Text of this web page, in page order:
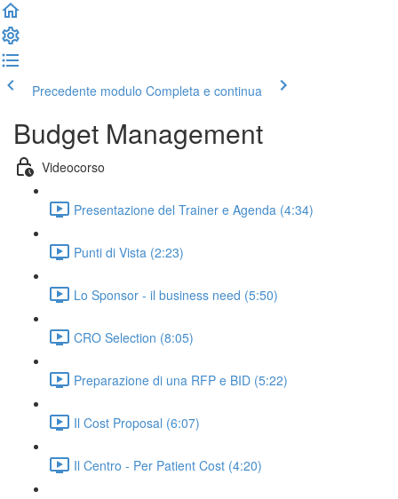
Precedente modulo Completa e continua
Budget Management
Videocorso
Presentazione del Trainer e Agenda (4:34)
Punti di Vista (2:23)
Lo Sponsor - il business need (5:50)
CRO Selection (8:05)
Preparazione di una RFP e BID (5:22)
Il Cost Proposal (6:07)
Il Centro - Per Patient Cost (4:20)